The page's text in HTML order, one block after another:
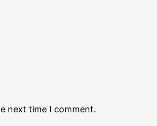
next time I comment.